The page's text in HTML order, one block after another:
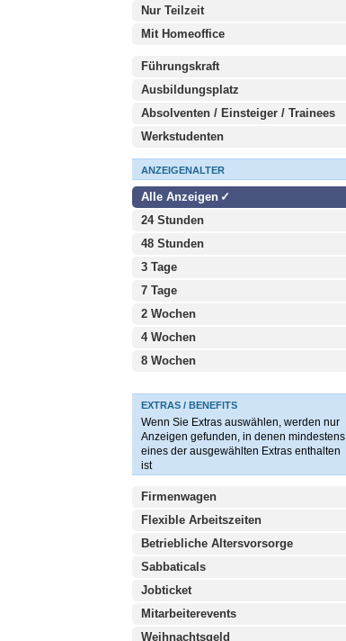
Nur Teilzeit
Mit Homeoffice
Führungskraft
Ausbildungsplatz
Absolventen / Einsteiger / Trainees
Werkstudenten
ANZEIGENALTER
Alle Anzeigen
24 Stunden
48 Stunden
3 Tage
7 Tage
2 Wochen
4 Wochen
8 Wochen
EXTRAS / BENEFITS
Wenn Sie Extras auswählen, werden nur
Anzeigen gefunden, in denen mindestens
eines der ausgewählten Extras enthalten
ist
Firmenwagen
Flexible Arbeitszeiten
Betriebliche Altersvorsorge
Sabbaticals
Jobticket
Mitarbeiterevents
Weihnachtsgeld